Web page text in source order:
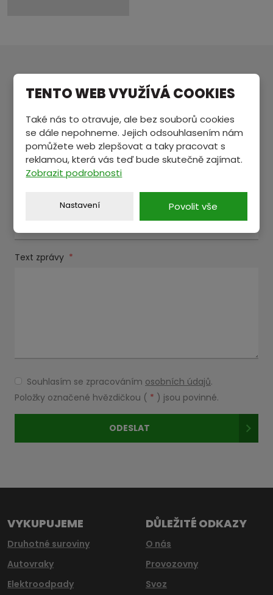
MÁTE NĚCO NA SRDCI?
Pošlete nám zprávu a my se vám ozveme.
Jméno a příjmení *
Text zprávy *
Souhlasím
se
zpracováním
osobních
Souhlasím se zpracováním osobních údajů.
Položky označené hvězdičkou ( * ) jsou povinné.
ODESLAT
nepodařilo
VYKUPUJEME
Druhotné suroviny
Autovraky
Elektroodpady
DŮLEŽITÉ ODKAZY
O nás
Provozovny
Svoz
TENTO WEB VYUŽÍVÁ COOKIES
Také nás to otravuje, ale bez souborů cookies
se dále nepohneme. Jejich odsouhlasením nám
pomůžete web zlepšovat a taky pracovat s
reklamou, která vás teď bude skutečně zajímat.
Zobrazit podrobnosti
Nastavení Povolit vše